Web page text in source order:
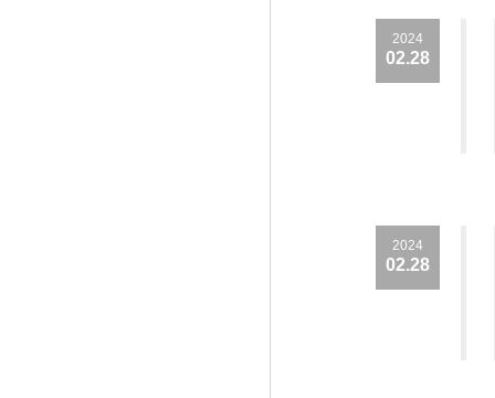
2024
02.28
2024
02.28